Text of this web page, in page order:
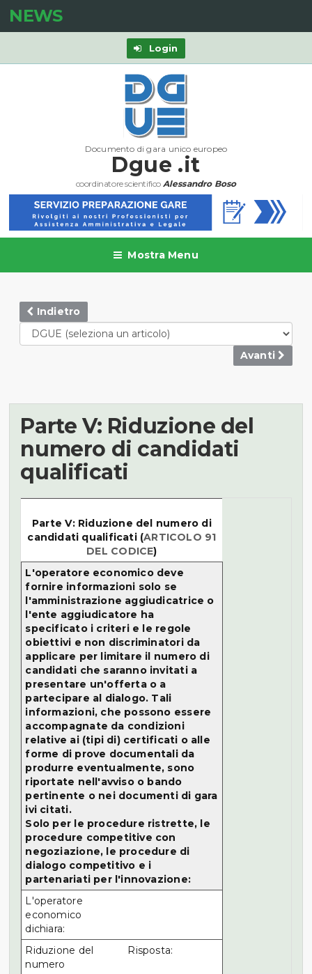
NEWS
Login
Documento di gara unico europeo
Dgue .it
coordinatore scientifico Alessandro Boso
Mostra Menu
Indietro
Avanti
Parte V: Riduzione del
numero di candidati
qualificati
Parte V: Riduzione del numero di
candidati qualificati (ARTICOLO 91
DEL CODICE)
L'operatore economico deve
fornire informazioni solo se
l'amministrazione aggiudicatrice o
l'ente aggiudicatore ha
specificato i criteri e le regole
obiettivi e non discriminatori da
applicare per limitare il numero di
candidati che saranno invitati a
presentare un'offerta o a
partecipare al dialogo. Tali
informazioni, che possono essere
accompagnate da condizioni
relative ai (tipi di) certificati o alle
forme di prove documentali da
produrre eventualmente, sono
riportate nell'avviso o bando
pertinente o nei documenti di gara
ivi citati.
Solo per le procedure ristrette, le
procedure competitive con
negoziazione, le procedure di
dialogo competitivo e i
partenariati per l'innovazione:
L'operatore
economico
dichiara:
Riduzione del
numero
Risposta: